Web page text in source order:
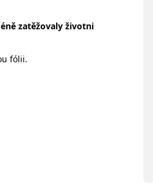
zatěžovaly životni
fólii.